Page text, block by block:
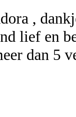
,
lief en
dan 5